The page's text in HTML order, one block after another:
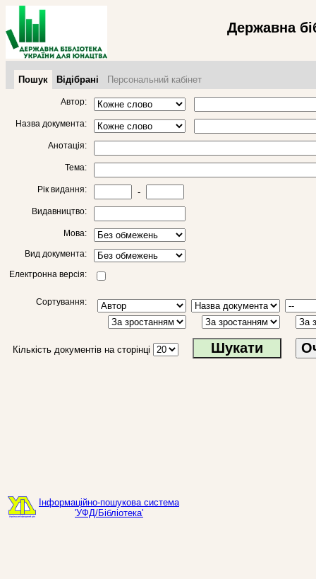
Державна
Пошук Відібрані Персональний кабінет
Автор:
Назва документа:
Анотація:
Тема:
Рік видання: -
Видавництво:
Мова:
Вид документа:
Електронна версія:
Сортування:
Кількість документів на сторінці
Інформаційно-пошукова система
'УФД/Бібліотека'